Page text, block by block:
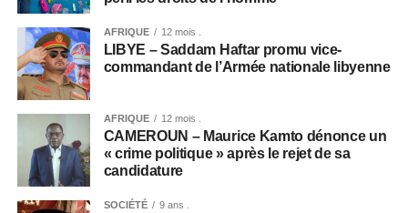
AFRIQUE 12 mois .
LIBYE – Saddam Haftar promu vice-
commandant de l’Armée nationale libyenne
AFRIQUE 12 mois .
CAMEROUN – Maurice Kamto dénonce un
« crime politique » après le rejet de sa
candidature
SOCIÉTÉ 9 ans .